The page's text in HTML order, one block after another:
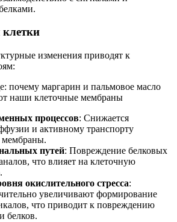
клетки
изменения приводят к
процессов: Снижается
и активному транспорту
мембраны.
путей: Повреждение белковых
что влияет на клеточную
окислительного стресса:
увеличивают формирование
что приводит к повреждению
белков.